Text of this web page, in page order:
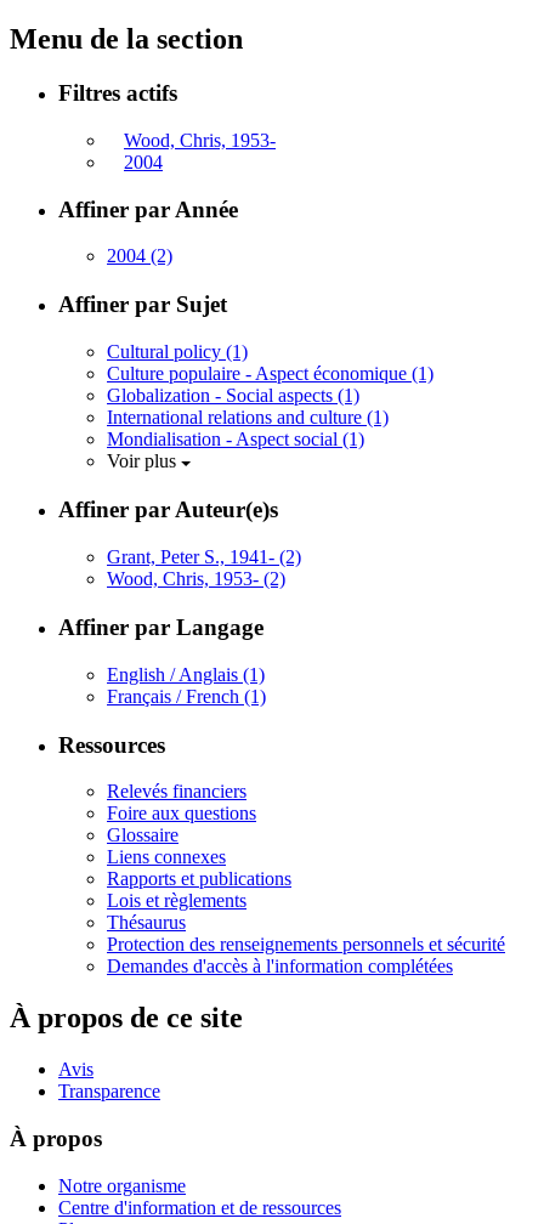
Menu de la section
Filtres actifs
Wood, Chris, 1953-
2004
Affiner par Année
2004 (2)
Affiner par Sujet
Cultural policy (1)
Culture populaire - Aspect économique (1)
Globalization - Social aspects (1)
International relations and culture (1)
Mondialisation - Aspect social (1)
Voir plus
Affiner par Auteur(e)s
Grant, Peter S., 1941- (2)
Wood, Chris, 1953- (2)
Affiner par Langage
English / Anglais (1)
Français / French (1)
Ressources
Relevés financiers
Foire aux questions
Glossaire
Liens connexes
Rapports et publications
Lois et règlements
Thésaurus
Protection des renseignements personnels et sécurité
Demandes d'accès à l'information complétées
À propos de ce site
Avis
Transparence
À propos
Notre organisme
Centre d'information et de ressources